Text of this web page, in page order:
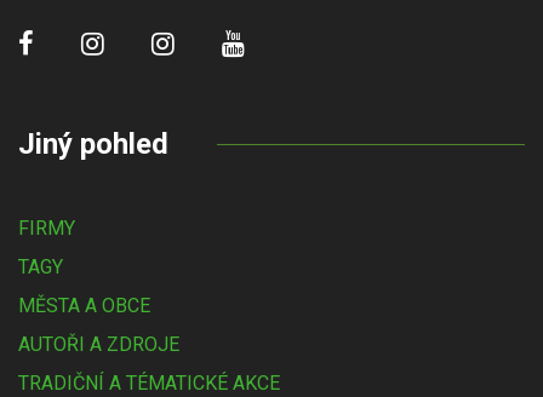
Jiný pohled
FIRMY
TAGY
MĚSTA A OBCE
AUTOŘI A ZDROJE
TRADIČNÍ A TÉMATICKÉ AKCE